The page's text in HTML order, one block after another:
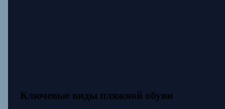
Ключевые виды пляжной обуви